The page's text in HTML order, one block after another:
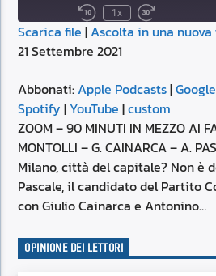
1x
SUBSCRIBE SHARE
Apple Podcasts
YouTube
RSS FEED
SHARE
LINK
EMBED
Scarica file |Ascolta in una nuova
21 Settembre 2021
Abbonati:Apple Podcasts|
Spotify | YouTube |custom
ZOOM – 90 MINUTI IN MEZZO AI
MONTOLLI – G. CAINARCA – A.
Milano, città del capitale? Non è
Pascale, il candidato del Partito
con Giulio Cainarca e Antonino…
OPINIONE DEI LETTORI